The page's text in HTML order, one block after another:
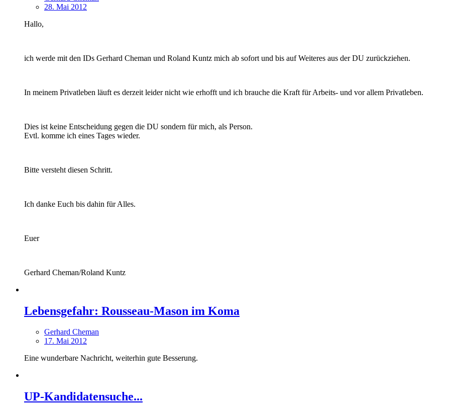
28. Mai 2012
Hallo,
ich werde mit den IDs Gerhard Cheman und Roland Kuntz mich ab sofort und bis auf Weiteres aus der DU zurückziehen.
In meinem Privatleben läuft es derzeit leider nicht wie erhofft und ich brauche die Kraft für Arbeits- und vor allem Privatleben.
Dies ist keine Entscheidung gegen die DU sondern für mich, als Person.
Evtl. komme ich eines Tages wieder.
Bitte versteht diesen Schritt.
Ich danke Euch bis dahin für Alles.
Euer
Gerhard Cheman/Roland Kuntz
Lebensgefahr: Rousseau-Mason im Koma
Gerhard Cheman
17. Mai 2012
Eine wunderbare Nachricht, weiterhin gute Besserung.
UP-Kandidatensuche...